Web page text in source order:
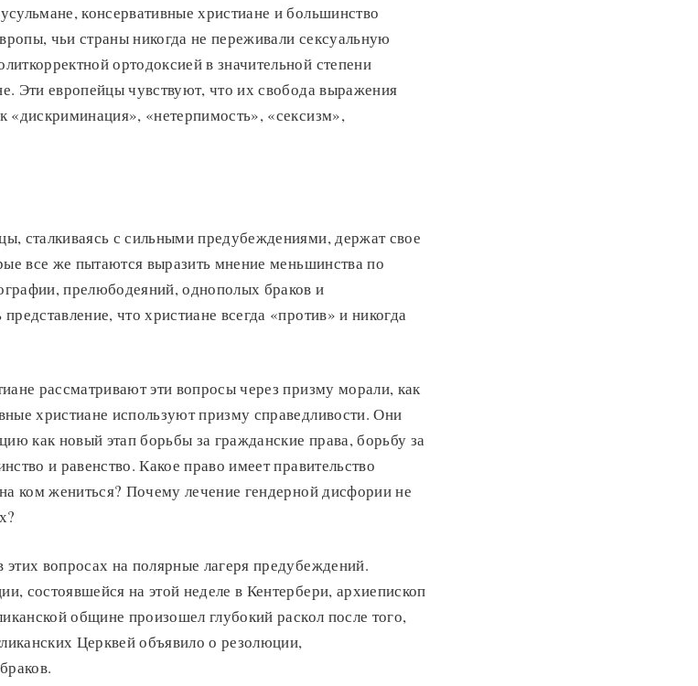
консервативные христиане и большинство
чьи страны никогда не переживали сексуальную
ортодоксией в значительной степени
Эти европейцы чувствуют, что их свобода выражения
«дискриминация», «нетерпимость», «сексизм»,
сталкиваясь с сильными предубеждениями, держат свое
все же пытаются выразить мнение меньшинства по
прелюбодеяний, однополых браков и
что христиане всегда «против» и никогда
рассматривают эти вопросы через призму морали, как
христиане используют призму справедливости. Они
как новый этап борьбы за гражданские права, борьбу за
и равенство. Какое право имеет правительство
ком жениться? Почему лечение гендерной дисфории не
вопросах на полярные лагеря предубеждений.
состоявшейся на этой неделе в Кентербери, архиепископ
общине произошел глубокий раскол после того,
Церквей объявило о резолюции,